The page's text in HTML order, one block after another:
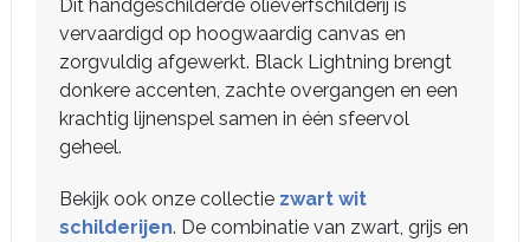
Dit handgeschilderde olieverfschilderij is
vervaardigd op hoogwaardig canvas en
zorgvuldig afgewerkt. Black Lightning brengt
donkere accenten, zachte overgangen en een
krachtig lijnenspel samen in één sfeervol
geheel.
Bekijk ook onze collectie zwart wit
schilderijen. De combinatie van zwart, grijs en